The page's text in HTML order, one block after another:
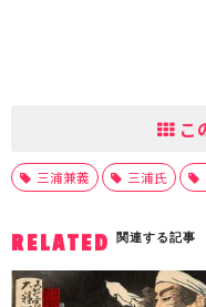
こ
三浦兼義 三浦氏
RELATED 関連する記事